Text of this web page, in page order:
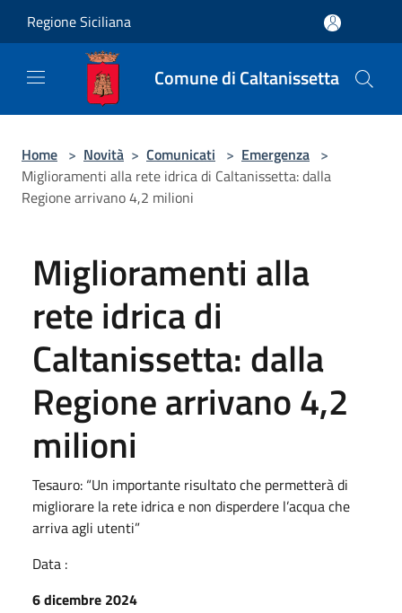
Regione Siciliana
Comune di Caltanissetta
Home > Novità > Comunicati > Emergenza >
Miglioramenti alla rete idrica di Caltanissetta: dalla
Regione arrivano 4,2 milioni
Miglioramenti alla
rete idrica di
Caltanissetta: dalla
Regione arrivano 4,2
milioni
Tesauro: “Un importante risultato che permetterà di
migliorare la rete idrica e non disperdere l’acqua che
arriva agli utenti”
Data :
6 dicembre 2024